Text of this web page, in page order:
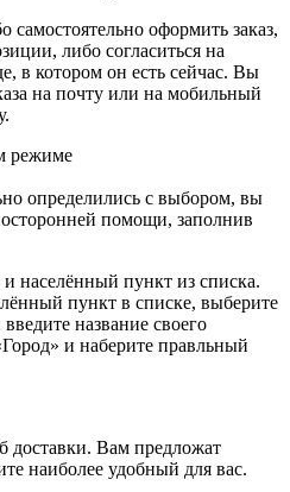
оформить заказ,
либо согласиться на
в котором он есть сейчас. Вы
на почту или на мобильный
режиме
определились с выбором, вы
помощи, заполнив
населённый пункт из списка.
пункт в списке, выберите
название своего
и наберите правльный
доставки. Вам предложат
наиболее удобный для вас.